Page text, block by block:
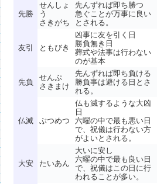
先勝
せんしょ
う
さきがち
先んずれば即ち勝つ
急ぐことが万事に良い
とされる。
友引 ともびき
凶事に友を引く日
勝負無き日
葬式や法事は行わない
のが基本
先負
せんぷ
さきまけ
先んずれば即ち負ける
勝負事は避ける日とさ
れる。
仏滅 ぶつめつ
仏も滅するような大凶
日
六曜の中で最も悪い日
で、祝儀は行わない方
がよいとされる。
大安 たいあん
大いに安し
六曜の中で最も良い日
で、祝儀はこの日に行
われることが多い。